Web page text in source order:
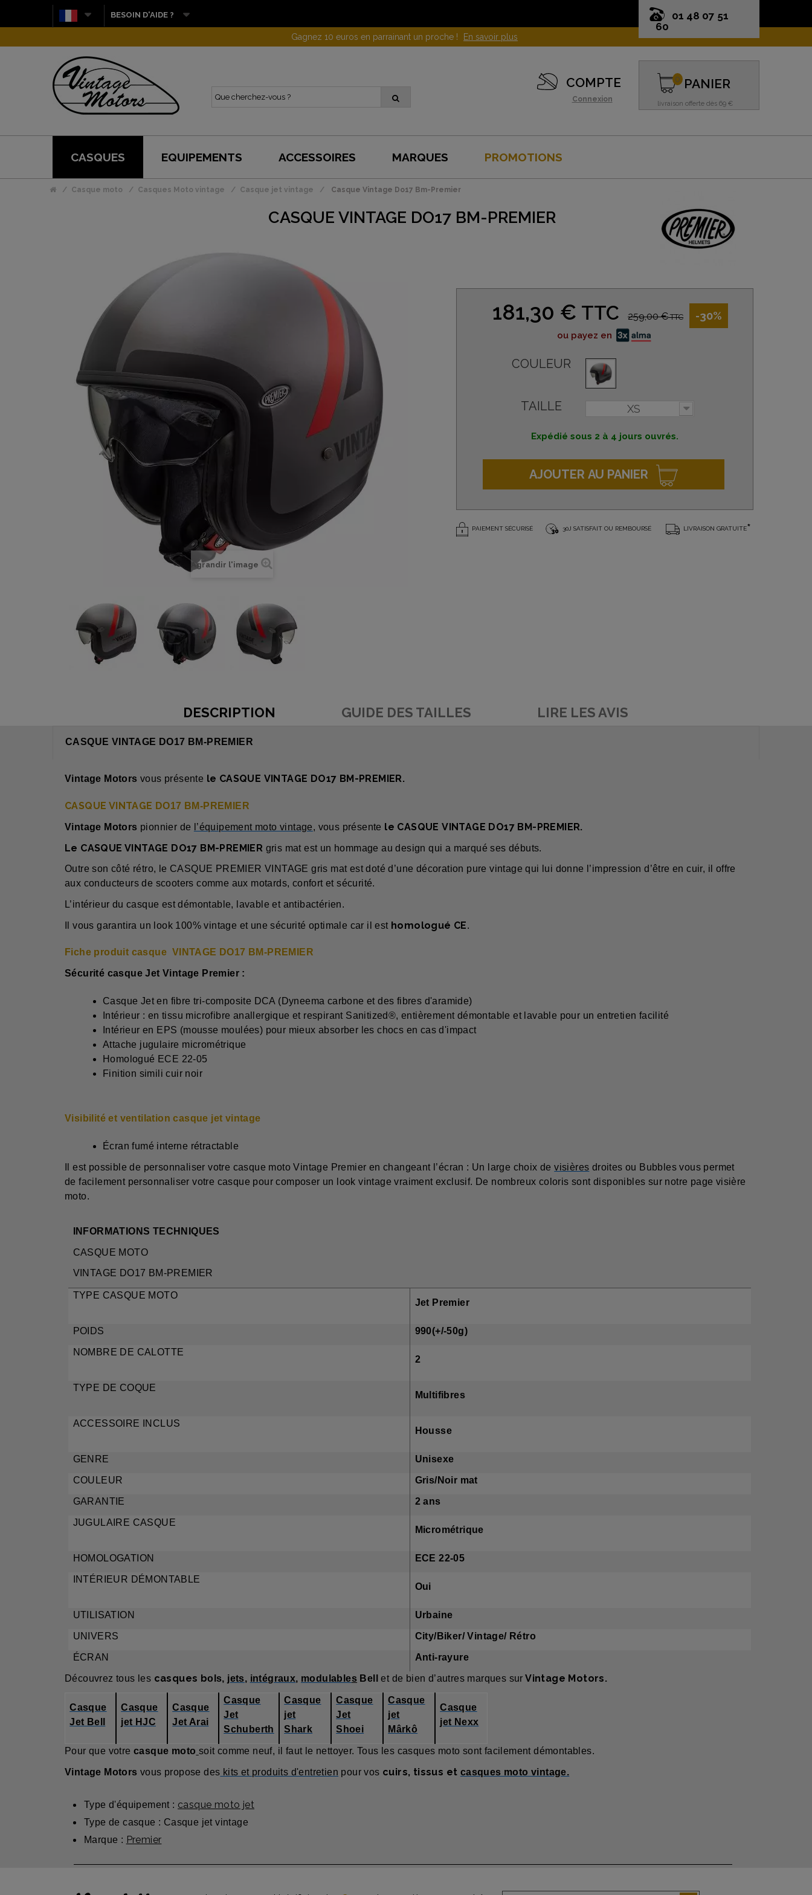
01 48 07 51
60
BESOIN D'AIDE ?
Gagnez 10 euros en parrainant un proche ! En savoir plus
COMPTE
Connexion
PANIER
livraison offerte dès 69 €
0
CASQUES EQUIPEMENTS ACCESSOIRES MARQUES PROMOTIONS
Casque moto Casques Moto vintage Casque jet vintage Casque Vintage Do17 Bm-Premier
CASQUE VINTAGE DO17 BM-PREMIER
Agrandir l'image
181,30 € TTC 259,00 €TTC -30%
ou payez en
COULEUR
TAILLE XS
Expédié sous 2 à 4 jours ouvrés.
AJOUTER AU PANIER
PAIEMENT SÉCURISÉ 30J SATISFAIT OU REMBOURSÉ LIVRAISON GRATUITE*
DESCRIPTION GUIDE DES TAILLES LIRE LES AVIS
CASQUE VINTAGE DO17 BM-PREMIER
Vintage Motors vous présente le CASQUE VINTAGE DO17 BM-PREMIER.
CASQUE VINTAGE DO17 BM-PREMIER
Vintage Motors pionnier de l’équipement moto vintage, vous présente le CASQUE VINTAGE DO17 BM-PREMIER.
Le CASQUE VINTAGE DO17 BM-PREMIER gris mat est un hommage audesign qui a marqué ses débuts.
Outre son côté rétro, le CASQUE PREMIER VINTAGE gris mat est doté d’une décoration pure vintage qui lui donne l’impression d’être en cuir, il offre
aux conducteurs de scooters comme aux motards, confort et sécurité.
L’intérieur du casque est démontable, lavable et antibactérien.
Il vous garantira un look 100% vintage et une sécurité optimale car il est homologué CE.
Fiche produit casque VINTAGE DO17 BM-PREMIER
Sécurité casque Jet Vintage Premier :
Casque Jet en fibre tri-composite DCA (Dyneema carbone et des fibres d'aramide)
Intérieur : en tissu microfibre anallergique et respirant Sanitized®, entièrement démontable et lavable pour un entretien facilité
Intérieur en EPS (mousse moulées) pour mieux absorber les chocs en cas d'impact
Attache jugulaire micrométrique
Homologué ECE 22-05
Finition simili cuir noir
Visibilité et ventilation casque jet vintage
Écran fumé interne rétractable
Il est possible de personnaliser votre casque moto Vintage Premier en changeant l’écran : Un large choix de visières droites ou Bubbles vous permet
de facilement personnaliser votre casque pour composer un look vintage vraiment exclusif. De nombreux coloris sont disponibles sur notre page visière
moto.
INFORMATIONS TECHNIQUES
CASQUE MOTO
VINTAGE DO17 BM-PREMIER
TYPE CASQUE MOTO
Jet Premier
POIDS 990(+/-50g)
NOMBRE DE CALOTTE
2
TYPE DE COQUE
Multifibres
ACCESSOIRE INCLUS
Housse
GENRE Unisexe
COULEUR Gris/Noir mat
GARANTIE 2 ans
JUGULAIRE CASQUE
Micrométrique
HOMOLOGATION ECE 22-05
INTÉRIEUR DÉMONTABLE
Oui
UTILISATION Urbaine
UNIVERS City/Biker/ Vintage/ Rétro
ÉCRAN Anti-rayure
Découvrez tous les casques bols, jets, intégraux, modulables Bellet de bien d’autres marques sur Vintage Motors.
Casque
Jet Bell
Casque
jet HJC
Casque
Jet Arai
Casque
Jet
Schuberth
Casque
jet
Shark
Casque
Jet
Shoei
Casque
jet
Mârkô
Casque
jet Nexx
Pour que votre casque moto soit comme neuf, il faut le nettoyer. Tous les casques moto sont facilement démontables.
Vintage Motors vous propose des kits et produits d'entretien pour vos cuirs, tissus et casques moto vintage.
Type d'équipement : casque moto jet
Type de casque : Casque jet vintage
Marque : Premier